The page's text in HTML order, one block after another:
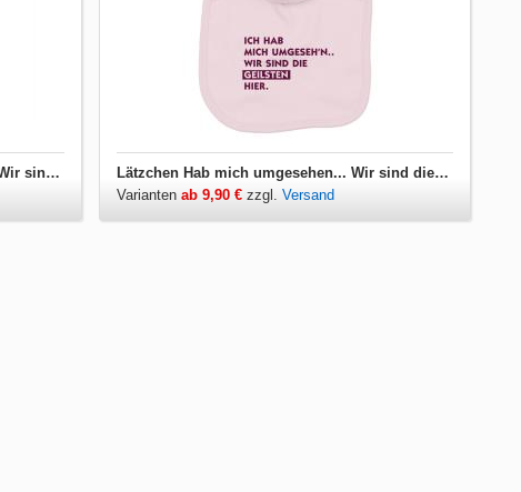
Kinder T-Shirt Hab mich umgesehen... Wir sind die Geilsten hier
Lätzchen Hab mich umgesehen... Wir sind die Geilsten hier
Variantenab 9,90 € zzgl.Versand